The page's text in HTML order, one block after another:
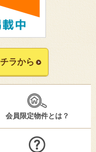
ラから
会員限定物件とは？